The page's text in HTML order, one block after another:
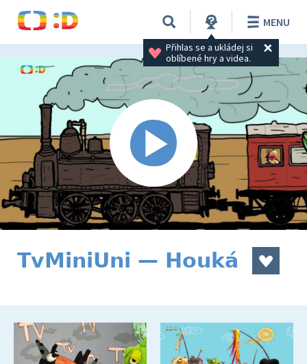
Přihlas se a ukládej si
oblíbené hry a videa.
MENU
TvMiniUni — Houká